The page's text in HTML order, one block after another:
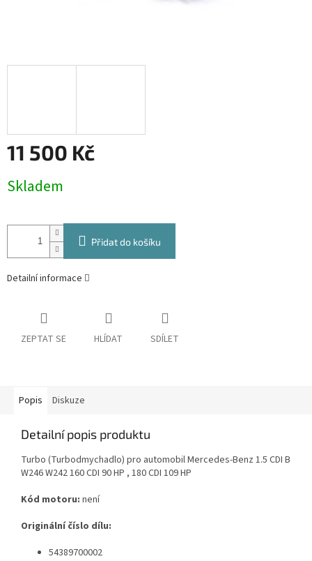
11 500 Kč
cena:
Skladem
Přidat do košíku
Detailní informace
ZEPTAT SE HLÍDAT SDÍLET
Popis Diskuze
Detailní popis produktu
Turbo (Turbodmychadlo) pro automobil Mercedes-Benz 1.5 CDI B
W246 W242 160 CDI 90 HP , 180 CDI 109 HP
Kód motoru: není
Originální číslo dílu:
54389700002